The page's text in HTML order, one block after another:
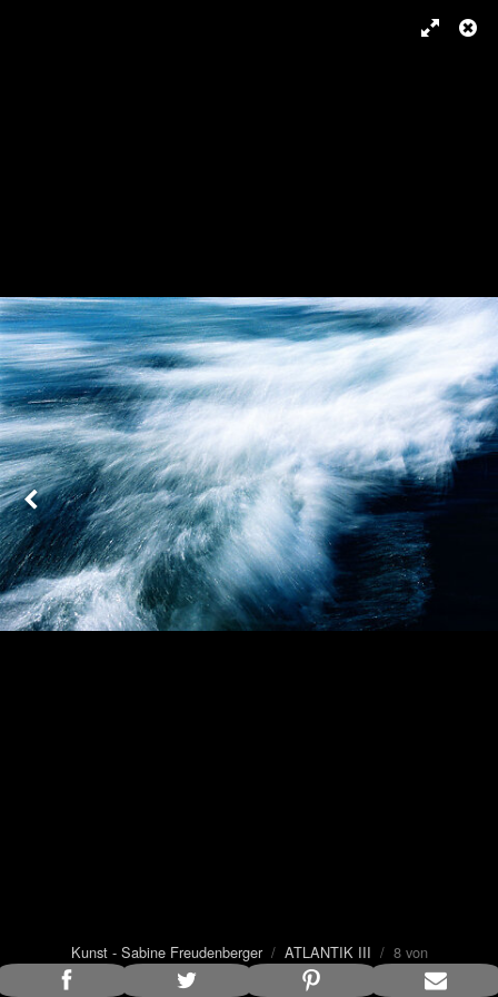
Kunst - Sabine Freudenberger/ ATLANTIK III / 8 von
8Bildunterschrift anzeigen